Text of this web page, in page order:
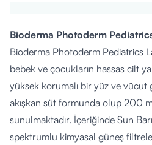
Bioderma Photoderm
Bioderma Photoderm Pediatrics
bebek ve çocukların hassas cilt
yüksek korumalı bir yüz ve vücut
akışkan süt formunda olup 200
sunulmaktadır. İçeriğinde Sun
spektrumlu kimyasal güneş